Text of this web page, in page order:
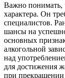
Важно понимать,
характера. Он
специалистов.
шансы на
основных
алкогольной
над
для достижения
при прекращении